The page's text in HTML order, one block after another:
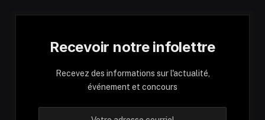
Recevoir notre infolettre
Recevez des informations sur l'actualité,
événement et concours